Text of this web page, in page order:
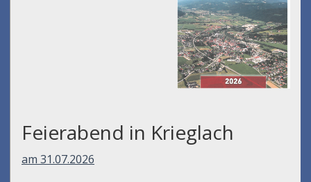
Feierabend in Krieglach
am 31.07.2026